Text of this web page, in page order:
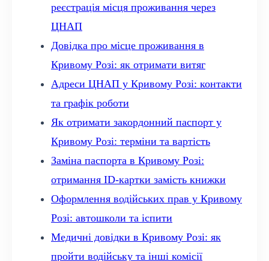
реєстрація місця проживання через
ЦНАП
Довідка про місце проживання в
Кривому Розі: як отримати витяг
Адреси ЦНАП у Кривому Розі: контакти
та графік роботи
Як отримати закордонний паспорт у
Кривому Розі: терміни та вартість
Заміна паспорта в Кривому Розі:
отримання ID-картки замість книжки
Оформлення водійських прав у Кривому
Розі: автошколи та іспити
Медичні довідки в Кривому Розі: як
пройти водійську та інші комісії